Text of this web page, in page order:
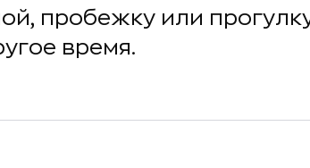
пробежку или
время.